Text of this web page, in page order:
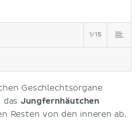
1/15
Geschlechtsorgane
das Jungfernhäutchen
Resten von den inneren ab.